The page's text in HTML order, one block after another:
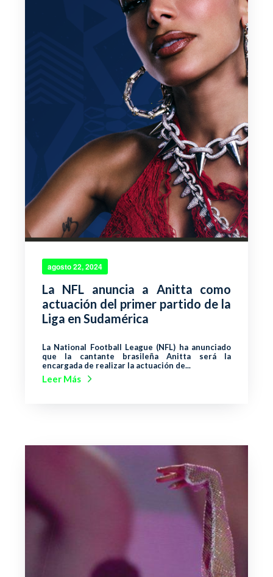
agosto 22, 2024
La NFL anuncia a Anitta como
actuación del primer partido de la
Liga en Sudamérica
La National Football League (NFL) ha anunciado
que la cantante brasileña Anitta será la
encargada de realizar la actuación de...
Leer Más